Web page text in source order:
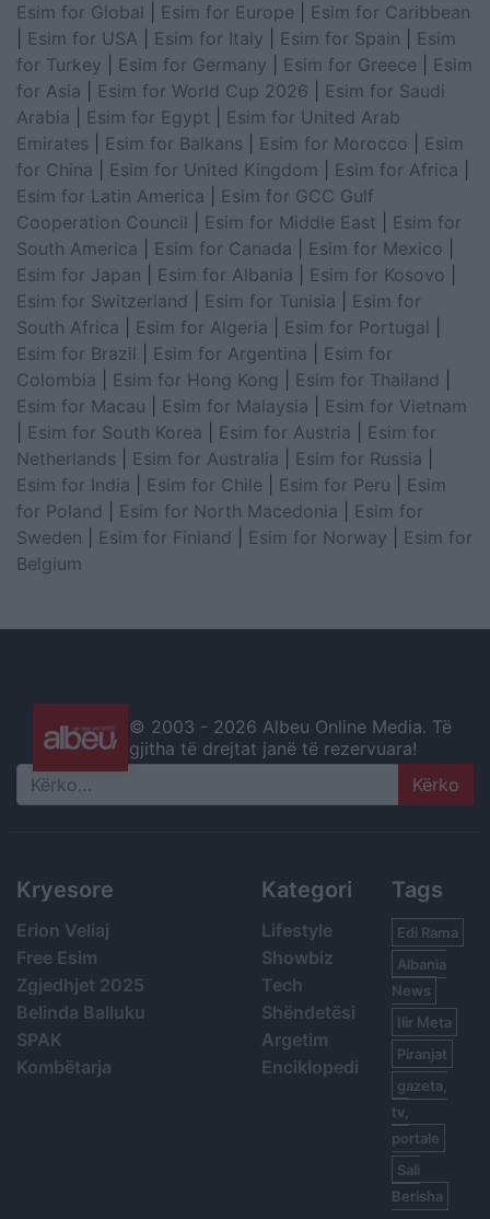
Esim for Global Esim for Europe
Esim for Caribbean
Esim for USA Esim for Italy Esim for Spain
Esim
for Turkey
Esim for Germany Esim for Greece
Esim
for Asia
Esim for World Cup 2026
Esim for Saudi
Arabia
Esim for Egypt
Esim for United Arab
Emirates
Esim for Balkans Esim for Morocco
Esim
for China
Esim for United Kingdom Esim for Africa
Esim for Latin America
Esim for GCC Gulf
Cooperation Council
Esim for Middle East
Esim for
South America
Esim for Canada Esim for Mexico
Esim for Japan
Esim for Albania Esim for Kosovo
Esim for Switzerland
Esim for Tunisia
Esim for
South Africa
Esim for Algeria Esim for Portugal
Esim for Brazil
Esim for Argentina
Esim for
Colombia
Esim for Hong Kong Esim for Thailand
Esim for Macau
Esim for Malaysia
Esim for Vietnam
Esim for South Korea Esim for Austria
Esim for
Netherlands
Esim for Australia Esim for Russia
Esim for India
Esim for Chile Esim for Peru
Esim
for Poland
Esim for North Macedonia
Esim for
Sweden
Esim for Finland Esim for Norway
Esim for
Belgium
© 2003 - 2026 Albeu Online Media. Të
gjitha të drejtat janë të rezervuara!
Search
Kryesore
Erion Veliaj
Free Esim
Zgjedhjet 2025
Belinda Balluku
SPAK
Kombëtarja
Kategori
Lifestyle
Showbiz
Tech
Shëndetësi
Argetim
Enciklopedi
Tags
Edi Rama
Albania
News
Ilir Meta
Piranjat
gazeta,
tv,
portale
Sali
Berisha